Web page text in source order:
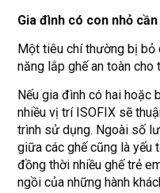
Gia đình có con nhỏ
Một tiêu chí thường bị bỏ
năng lắp ghế an toàn cho
Nếu gia đình có hai hoặc
nhiều vị trí ISOFIX sẽ
trình sử dụng. Ngoài số
giữa các ghế cũng là yếu
đồng thời nhiều ghế trẻ
ngồi của những hành